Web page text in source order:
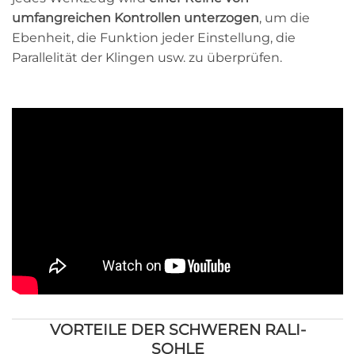
umfangreichen Kontrollen unterzogen, um die
Ebenheit, die Funktion jeder Einstellung, die
Parallelität der Klingen usw. zu überprüfen.
VORTEILE DER SCHWEREN RALI-
SOHLE